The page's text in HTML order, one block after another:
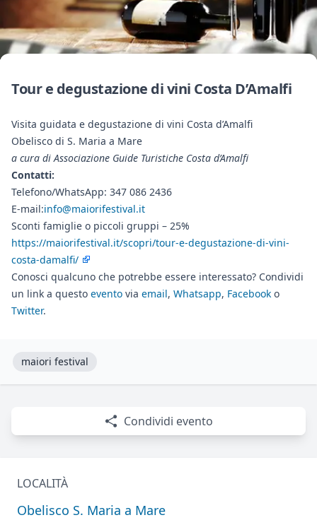
Tour e degustazione di vini Costa D’Amalfi
Visita guidata e degustazione di vini Costa d’Amalfi
Obelisco di S. Maria a Mare
a cura di Associazione Guide Turistiche Costa d’Amalfi
Contatti:
Telefono/WhatsApp: 347 086 2436
E-mail:info@maiorifestival.it
Sconti famiglie o piccoli gruppi – 25%
https://maiorifestival.it/scopri/tour-e-degustazione-di-vini-
costa-damalfi/
Conosci qualcuno che potrebbe essere interessato? Condividi
un link a questo evento via email, Whatsapp, Facebook o
Twitter.
maiori festival
Condividi evento
LOCALITÀ
Obelisco S. Maria a Mare